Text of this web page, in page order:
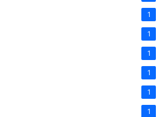
1
1
1
1
1
1